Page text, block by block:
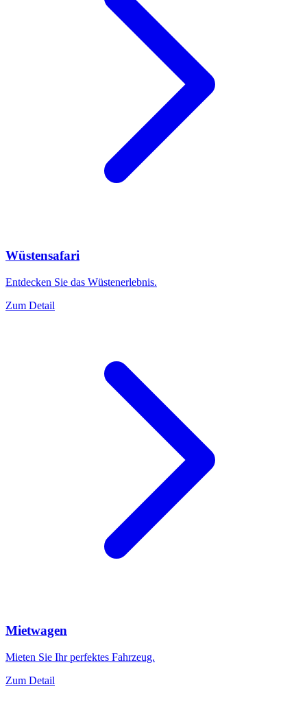
Wüstensafari
Entdecken Sie das Wüstenerlebnis.
Zum Detail
Mietwagen
Mieten Sie Ihr perfektes Fahrzeug.
Zum Detail